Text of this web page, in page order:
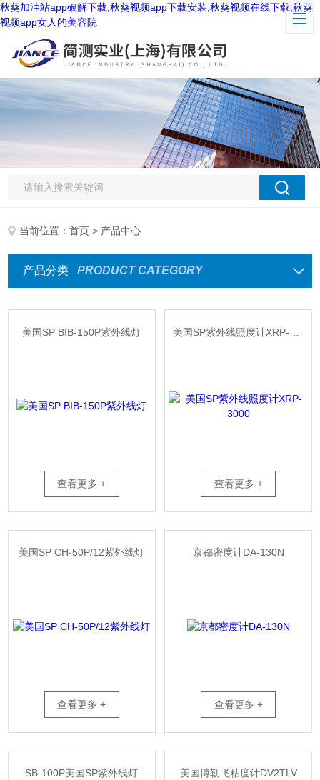
秋葵加油站app破解下载,秋葵视频app下载安装,秋葵视频在线下载,秋葵
视频app女人的美容院
当前位置：首页 > 产品中心
产品分类 PRODUCT CATEGORY
美国SP BIB-150P紫外线灯
查看更多 + 查看更多 +
美国SP CH-50P/12紫外线灯
查看更多 +
京都密度计DA-130N
查看更多 +
SB-100P美国SP紫外线灯 美国博勒飞粘度计DV2TLV